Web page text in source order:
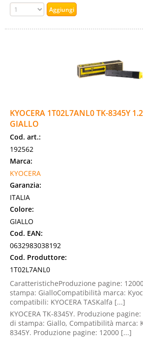
KYOCERA 1T02L7ANL0 TK-8345Y
GIALLO
Cod. art.:
192562
Marca:
KYOCERA
Garanzia:
ITALIA
Colore:
GIALLO
Cod. EAN:
0632983038192
Cod. Produttore:
1T02L7ANL0
CaratteristicheProduzione pagine:
stampa: GialloCompatibilità marca:
compatibili: KYOCERA TASKalfa [...]
KYOCERA TK-8345Y. Produzione
di stampa: Giallo, Compatibilità marca:
8345Y. Produzione pagine: 12000 [...]